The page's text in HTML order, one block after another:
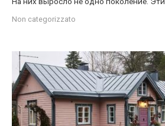
Non categorizzato